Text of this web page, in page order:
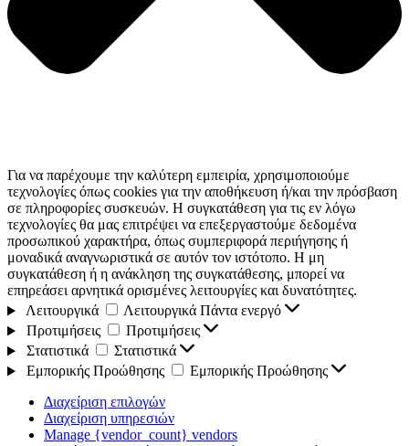
Για να παρέχουμε την καλύτερη εμπειρία, χρησιμοποιούμε
τεχνολογίες όπως cookies για την αποθήκευση ή/και την πρόσβαση
σε πληροφορίες συσκευών. Η συγκατάθεση για τις εν λόγω
τεχνολογίες θα μας επιτρέψει να επεξεργαστούμε δεδομένα
προσωπικού χαρακτήρα, όπως συμπεριφορά περιήγησης ή
μοναδικά αναγνωριστικά σε αυτόν τον ιστότοπο. Η μη
συγκατάθεση ή η ανάκληση της συγκατάθεσης, μπορεί να
επηρεάσει αρνητικά ορισμένες λειτουργίες και δυνατότητες.
Λειτουργικά
Λειτουργικά Πάντα ενεργό
Προτιμήσεις
Προτιμήσεις
Στατιστικά
Στατιστικά
Εμπορικής Προώθησης
Εμπορικής Προώθησης
Διαχείριση επιλογών
Διαχείριση υπηρεσιών
Manage {vendor_count} vendors